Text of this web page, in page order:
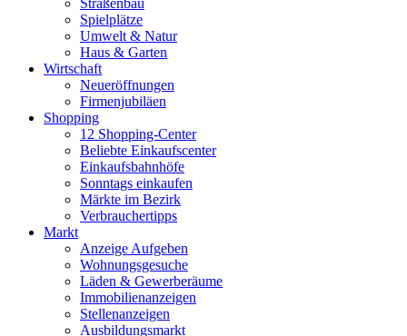
Straßenbau
Spielplätze
Umwelt & Natur
Haus & Garten
Wirtschaft
Neueröffnungen
Firmenjubiläen
Shopping
12 Shopping-Center
Beliebte Einkaufscenter
Einkaufsbahnhöfe
Sonntags einkaufen
Märkte im Bezirk
Verbrauchertipps
Markt
Anzeige Aufgeben
Wohnungsgesuche
Läden & Gewerberäume
Immobilienanzeigen
Stellenanzeigen
Ausbildungsmarkt